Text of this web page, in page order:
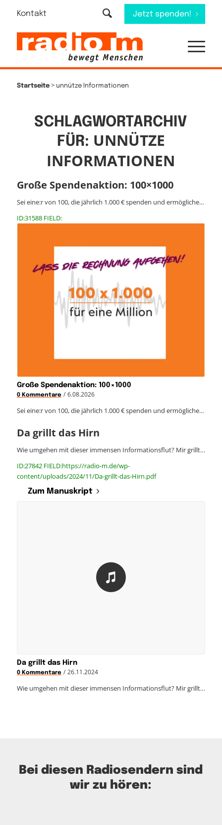
Kontakt Jetzt spenden!
Startseite> unnütze Informationen
SCHLAGWORTARCHIV
FÜR: UNNÜTZE
INFORMATIONEN
Große Spendenaktion: 100×1000
Sei eine:r von 100, die jährlich 1.000 € spenden und ermögliche…
ID:31588 FIELD:
Große Spendenaktion: 100×1000
0 Kommentare / 6.08.2026
Sei eine:r von 100, die jährlich 1.000 € spenden und ermögliche…
Da grillt das Hirn
Wie umgehen mit dieser immensen Informationsflut? Mir grillt…
ID:27842 FIELD:https://radio-m.de/wp-
content/uploads/2024/11/Da-grillt-das-Hirn.pdf
Zum Manuskript
Da grillt das Hirn
0 Kommentare / 26.11.2024
Wie umgehen mit dieser immensen Informationsflut? Mir grillt…
Bei diesen Radiosendern sind
wir zu hören: